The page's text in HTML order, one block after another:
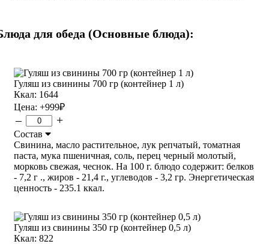
для обеда (Основные блюда):
Гуляш из свинины 700 гр (контейнер 1 л)
Ккал: 1644
Цена: +999₽
– +
Состав
Свинина, масло растительное, лук репчатый, томатная
паста, мука пшеничная, соль, перец черный молотый,
морковь свежая, чеснок. На 100 г. блюдо содержит: белков
- 7,2 г ., жиров - 21,4 г., углеводов - 3,2 гр. Энергетическая
ценность - 235.1 ккал.
Гуляш из свинины 350 гр (контейнер 0,5 л)
Ккал: 822